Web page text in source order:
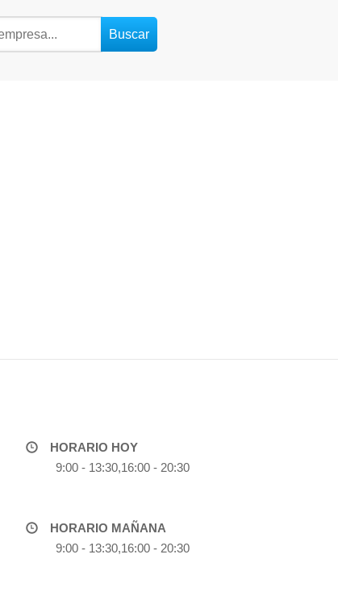
HORARIO HOY
9:00 - 13:30,16:00 - 20:30
HORARIO MAÑANA
9:00 - 13:30,16:00 - 20:30